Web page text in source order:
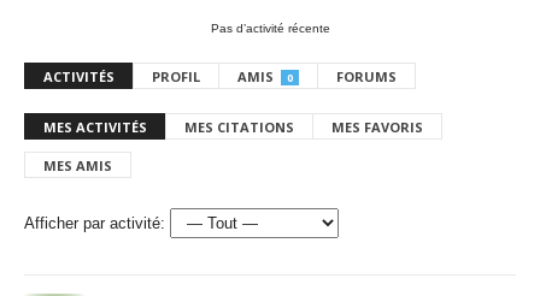
Pas d’activité récente
ACTIVITÉS PROFIL AMIS 0 FORUMS
MES ACTIVITÉS MES CITATIONS MES FAVORIS
MES AMIS
Afficher par activité: